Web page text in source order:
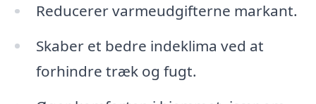
Reducerer varmeudgifterne markant.
Skaber et bedre indeklima ved at
forhindre træk og fugt.